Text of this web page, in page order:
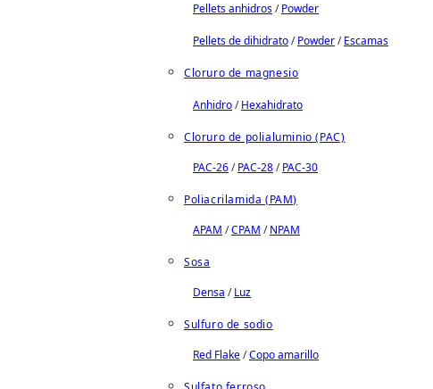
Pellets anhidros/Powder
Pellets de dihidrato/Powder/Escamas
Cloruro de magnesio
Anhidro/Hexahidrato
Cloruro de polialuminio (PAC)
PAC-26/PAC-28/PAC-30
Poliacrilamida (PAM)
APAM /CPAM /NPAM
Sosa
Densa /Luz
Sulfuro de sodio
Red Flake/Copo amarillo